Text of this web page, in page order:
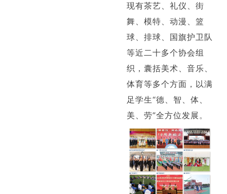
现有茶艺、礼仪、街
舞、模特、动漫、篮
球、排球、国旗护卫队
等近二十多个协会组
织，囊括美术、音乐、
体育等多个方面，以满
足学生“德、智、体、
美、劳”全方位发展 。